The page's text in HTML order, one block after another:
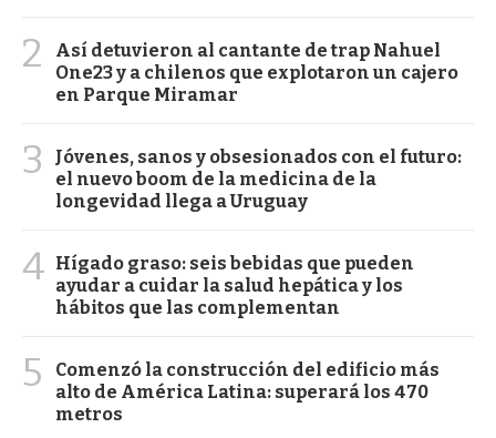
2
Así detuvieron al cantante de trap Nahuel
One23 y a chilenos que explotaron un cajero
en Parque Miramar
3
Jóvenes, sanos y obsesionados con el futuro:
el nuevo boom de la medicina de la
longevidad llega a Uruguay
4 Hígado graso: seis bebidas que pueden
ayudar a cuidar la salud hepática y los
hábitos que las complementan
5
Comenzó la construcción del edificio más
alto de América Latina: superará los 470
metros